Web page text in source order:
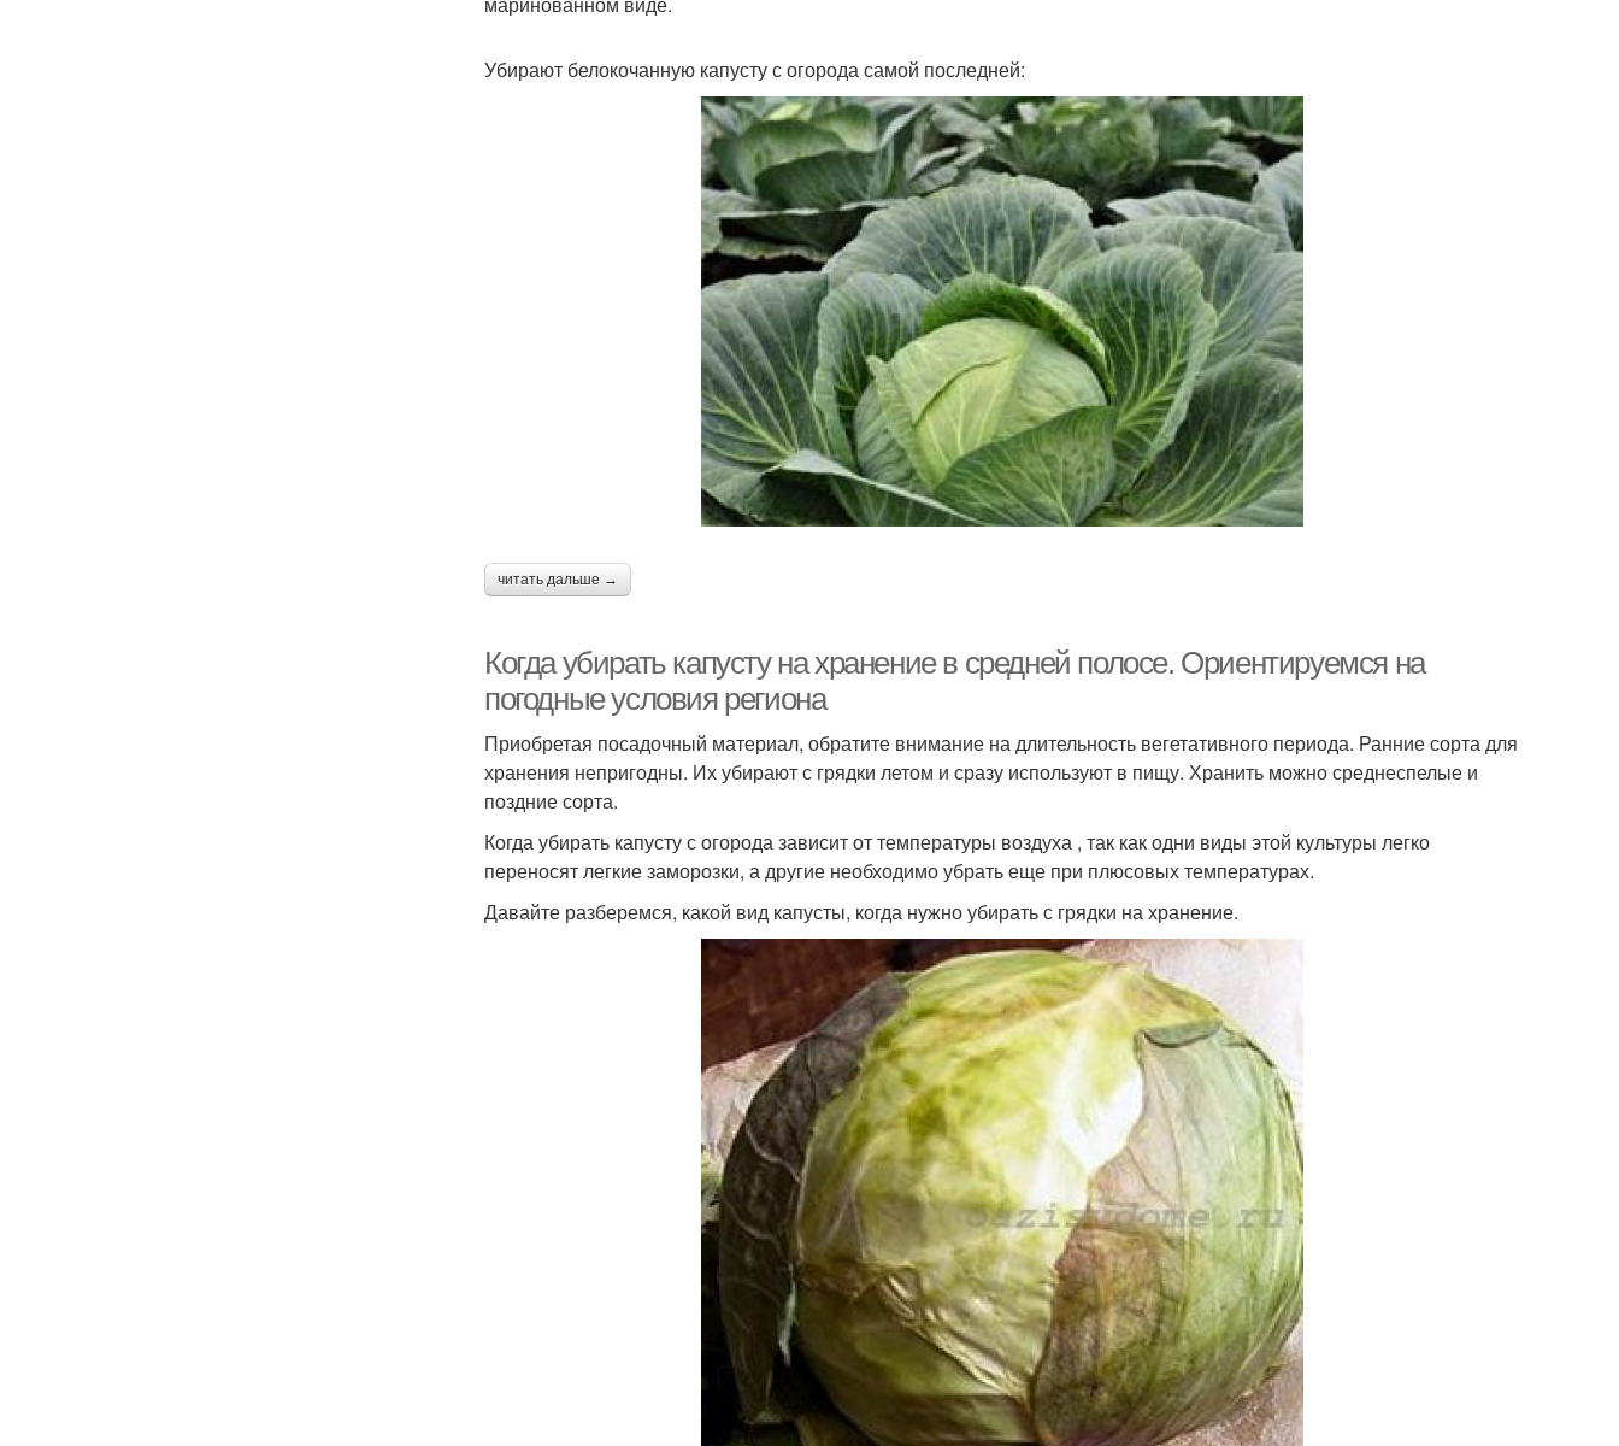
Среднепоздняя капуста Капуста с огорода Капусты на хранение
Капуста в зависимости
Цены на белокочанную
капусту
Кочены для хранения Хранение в квартире Капусты в сибири
Убирают белокочанную капусту с огорода самой последней:
читать дальше →
Когда убирать капусту на хранение в средней полосе. Ориентируемся на
погодные условия региона
Приобретая посадочный материал, обратите внимание на длительность вегетативного периода. Ранние сорта для
хранения непригодны. Их убирают с грядки летом и сразу используют в пищу. Хранить можно среднеспелые и
поздние сорта.
Когда убирать капусту с огорода зависит от температуры воздуха , так как одни виды этой культуры легко
переносят легкие заморозки, а другие необходимо убрать еще при плюсовых температурах.
Давайте разберемся, какой вид капусты, когда нужно убирать с грядки на хранение.